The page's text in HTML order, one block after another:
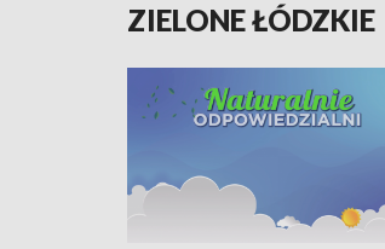
ZIELONE ŁÓDZKIE